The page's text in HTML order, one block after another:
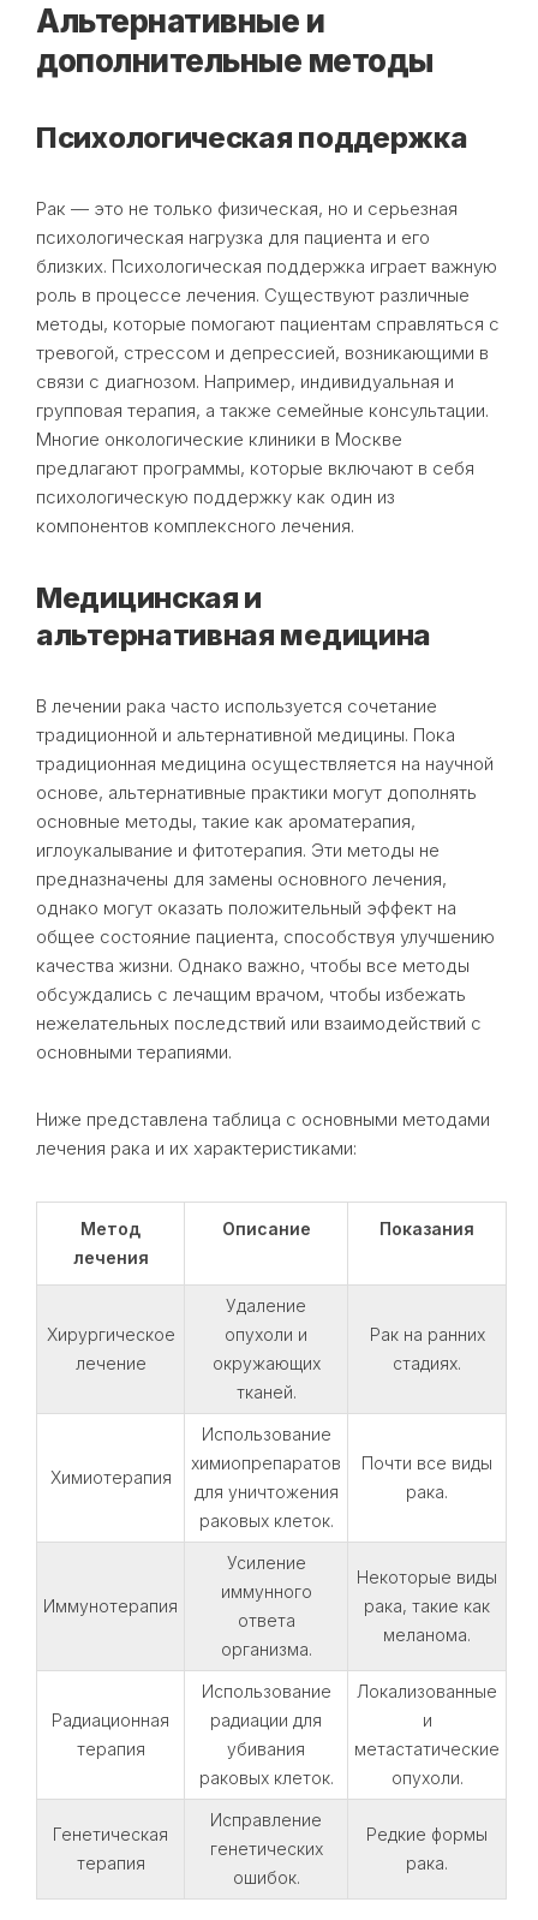
Альтернативные и
дополнительные методы
Психологическая поддержка
Рак — это не только физическая, но и серьезная
психологическая нагрузка для пациента и его
близких. Психологическая поддержка играет важную
роль в процессе лечения. Существуют различные
методы, которые помогают пациентам справляться с
тревогой, стрессом и депрессией, возникающими в
связи с диагнозом. Например, индивидуальная и
групповая терапия, а также семейные консультации.
Многие онкологические клиники в Москве
предлагают программы, которые включают в себя
психологическую поддержку как один из
компонентов комплексного лечения.
Медицинская и
альтернативная медицина
В лечении рака часто используется сочетание
традиционной и альтернативной медицины. Пока
традиционная медицина осуществляется на научной
основе, альтернативные практики могут дополнять
основные методы, такие как ароматерапия,
иглоукалывание и фитотерапия. Эти методы не
предназначены для замены основного лечения,
однако могут оказать положительный эффект на
общее состояние пациента, способствуя улучшению
качества жизни. Однако важно, чтобы все методы
обсуждались с лечащим врачом, чтобы избежать
нежелательных последствий или взаимодействий с
основными терапиями.
Ниже представлена таблица с основными методами
лечения рака и их характеристиками:
Метод
лечения
Описание Показания
Хирургическое
лечение
Удаление
опухоли и
окружающих
тканей.
Рак на ранних
стадиях.
Химиотерапия
Использование
химиопрепаратов
для уничтожения
раковых клеток.
Почти все виды
рака.
Иммунотерапия
Усиление
иммунного
ответа
организма.
Некоторые виды
рака, такие как
меланома.
Радиационная
терапия
Использование
радиации для
убивания
раковых клеток.
Локализованные
и
метастатические
опухоли.
Генетическая
терапия
Исправление
генетических
ошибок.
Редкие формы
рака.